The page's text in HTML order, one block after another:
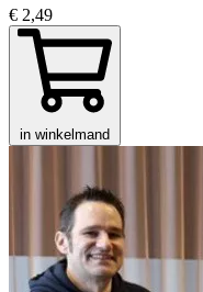
€ 2,49
in winkelmand